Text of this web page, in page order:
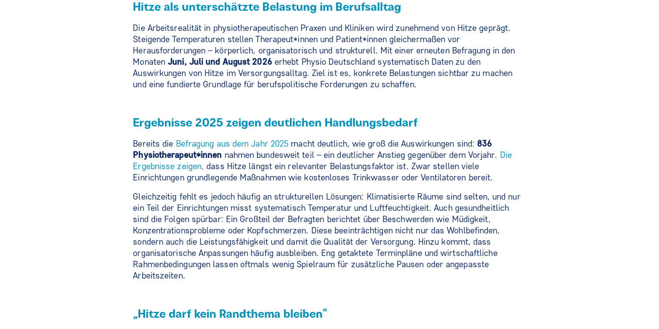
Hitze als unterschätzte Belastung im Berufsalltag
Die Arbeitsrealität in physiotherapeutischen Praxen und Kliniken wird zunehmend von Hitze geprägt.
Steigende Temperaturen stellen Therapeut*innen und Patient*innen gleichermaßen vor
Herausforderungen – körperlich, organisatorisch und strukturell. Mit einer erneuten Befragung in den
MonatenJuni, Juli und August 2026erhebt Physio Deutschland systematisch Daten zu den
Auswirkungen von Hitze im Versorgungsalltag. Ziel ist es, konkrete Belastungen sichtbar zu machen
und eine fundierte Grundlage für berufspolitische Forderungen zu schaffen.
Ergebnisse 2025 zeigen deutlichen Handlungsbedarf
Bereits die Befragung aus dem Jahr 2025 macht deutlich, wie groß die Auswirkungen sind:836
Physiotherapeut*innen nahmen bundesweit teil – ein deutlicher Anstieg gegenüber dem Vorjahr. Die
Ergebnisse zeigen, dass Hitze längst ein relevanter Belastungsfaktor ist. Zwar stellen viele
Einrichtungen grundlegende Maßnahmen wie kostenloses Trinkwasser oder Ventilatoren bereit.
Gleichzeitig fehlt es jedoch häufig an strukturellen Lösungen: Klimatisierte Räume sind selten, und nur
ein Teil der Einrichtungen misst systematisch Temperatur und Luftfeuchtigkeit. Auch gesundheitlich
sind die Folgen spürbar: Ein Großteil der Befragten berichtet über Beschwerden wie Müdigkeit,
Konzentrationsprobleme oder Kopfschmerzen. Diese beeinträchtigen nicht nur das Wohlbefinden,
sondern auch die Leistungsfähigkeit und damit die Qualität der Versorgung. Hinzu kommt, dass
organisatorische Anpassungen häufig ausbleiben. Eng getaktete Terminpläne und wirtschaftliche
Rahmenbedingungen lassen oftmals wenig Spielraum für zusätzliche Pausen oder angepasste
Arbeitszeiten.
„Hitze darf kein Randthema bleiben“